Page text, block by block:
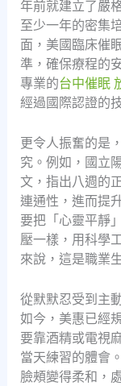
年前就建立了嚴
至少一年的密集
面，美國臨床催
準，確保療程的
專業的台中催眠
經過國際認證的
更令人振奮的是
究。例如，國立
文，指出八週的
連通性，進而提
要把「心靈平靜
壓一樣，用科學
來說，這是職業
從默默忍受到主
如今，美惠已經
要靠酒精或電視
當天練習的體會
臉頰變得柔和，